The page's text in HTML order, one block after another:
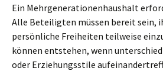
Ein Mehrgenerationenhaushalt
Alle Beteiligten müssen bereit sein,
persönliche Freiheiten teilweise
können entstehen, wenn
oder Erziehungsstile